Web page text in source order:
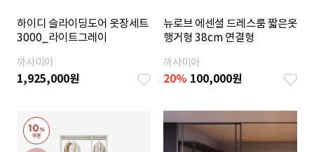
하이디 슬라이딩도어 옷장세트
3000_라이트그레이
까사미아
1,925,000원
뉴로브 에센셜 드레스룸 짧은옷
행거형 38cm 연결형
까사미아
20% 100,000원